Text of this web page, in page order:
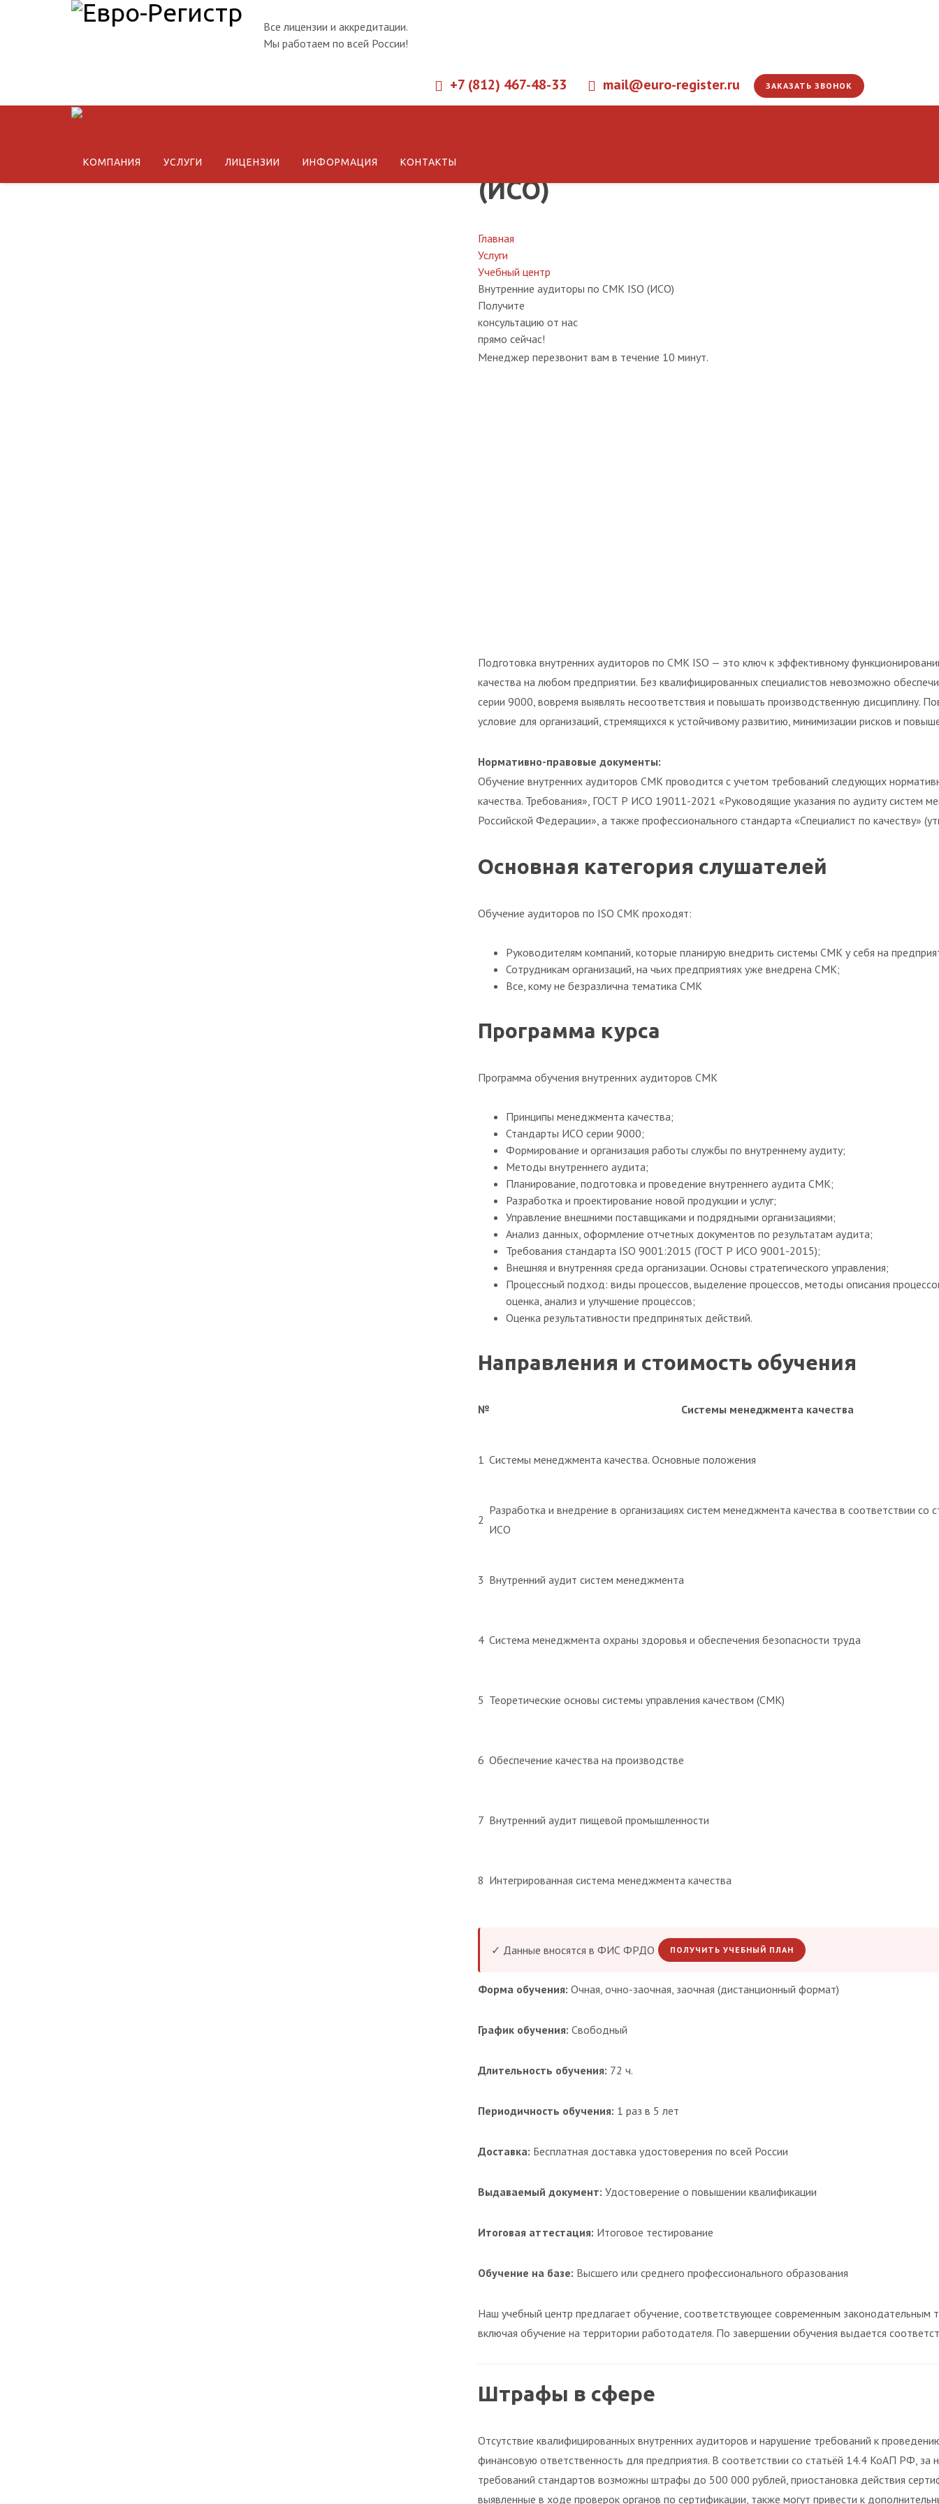
Все лицензии и аккредитации.
Мы работаем по всей России!
+7 (812) 467-48-33 mail@euro-register.ru ЗАКАЗАТЬ ЗВОНОК
КОМПАНИЯ УСЛУГИ ЛИЦЕНЗИИ ИНФОРМАЦИЯ КОНТАКТЫ
(ИСО)
Главная
Услуги
Учебный центр
Внутренние аудиторы по СМК ISO (ИСО)
Получите
консультацию от нас
прямо сейчас!
Менеджер перезвонит вам в течение 10 минут.
Подготовка внутренних аудиторов по СМК ISO — это ключ к эффективному
качества на любом предприятии. Без квалифицированных специалистов невозможно
серии 9000, вовремя выявлять несоответствия и повышать производственную дисциплину.
условие для организаций, стремящихся к устойчивому развитию, минимизации рисков и
Нормативно-правовые документы:
Обучение внутренних аудиторов СМК проводится с учетом требований следующих
качества. Требования», ГОСТ Р ИСО 19011-2021 «Руководящие указания по аудиту
Российской Федерации», а также профессионального стандарта «Специалист по качеству»
Основная категория слушателей
Обучение аудиторов по ISO СМК проходят:
Руководителям компаний, которые планирую внедрить системы СМК у себя на
Сотрудникам организаций, на чьих предприятиях уже внедрена СМК;
Все, кому не безразлична тематика СМК
Программа курса
Программа обучения внутренних аудиторов СМК
Принципы менеджмента качества;
Стандарты ИСО серии 9000;
Формирование и организация работы службы по внутреннему аудиту;
Методы внутреннего аудита;
Планирование, подготовка и проведение внутреннего аудита СМК;
Разработка и проектирование новой продукции и услуг;
Управление внешними поставщиками и подрядными организациями;
Анализ данных, оформление отчетных документов по результатам аудита;
Требования стандарта ISO 9001:2015 (ГОСТ Р ИСО 9001-2015);
Внешняя и внутренняя среда организации. Основы стратегического управления;
Процессный подход: виды процессов, выделение процессов, методы описания
оценка, анализ и улучшение процессов;
Оценка результативности предпринятых действий.
Направления и стоимость обучения
№ Системы менеджмента качества
1 Системы менеджмента качества. Основные положения
2
Разработка и внедрение в организациях систем менеджмента качества в соответствии со
ИСО
3 Внутренний аудит систем менеджмента
4 Система менеджмента охраны здоровья и обеспечения безопасности труда
5 Теоретические основы системы управления качеством (СМК)
6 Обеспечение качества на производстве
7 Внутренний аудит пищевой промышленности
8 Интегрированная система менеджмента качества
✓ Данные вносятся в ФИС ФРДО ПОЛУЧИТЬ УЧЕБНЫЙ ПЛАН
Форма обучения: Очная, очно-заочная, заочная (дистанционный формат)
График обучения: Свободный
Длительность обучения: 72 ч.
Периодичность обучения: 1 раз в 5 лет
Доставка: Бесплатная доставка удостоверения по всей России
Выдаваемый документ: Удостоверение о повышении квалификации
Итоговая аттестация: Итоговое тестирование
Обучение на базе: Высшего или среднего профессионального образования
Наш учебный центр предлагает обучение, соответствующее современным
включая обучение на территории работодателя. По завершении обучения выдается
Штрафы в сфере
Отсутствие квалифицированных внутренних аудиторов и нарушение требований к
финансовую ответственность для предприятия. В соответствии со статьёй 14.4 КоАП РФ, за
требований стандартов возможны штрафы до 500 000 рублей, приостановка действия
выявленные в ходе проверок органов по сертификации, также могут привести к